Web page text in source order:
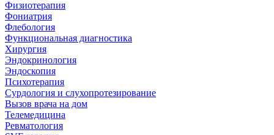
Физиотерапия
Фониатрия
Флебология
Функциональная диагностика
Хирургия
Эндокринология
Эндоскопия
Психотерапия
Сурдология и слухопротезирование
Вызов врача на дом
Телемедицина
Ревматология